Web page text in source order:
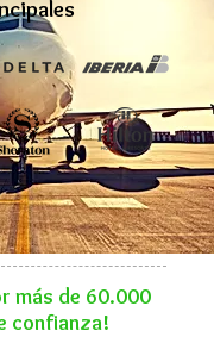
más de 60.000
confianza!